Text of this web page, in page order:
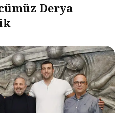
Derya